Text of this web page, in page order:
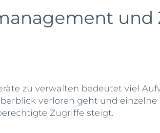
zu verwalten bedeutet viel
verloren geht und
Zugriffe steigt.